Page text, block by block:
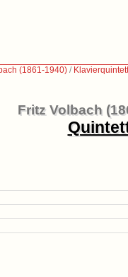
(1861-1940) / Klavierquintett
Fritz Volbach